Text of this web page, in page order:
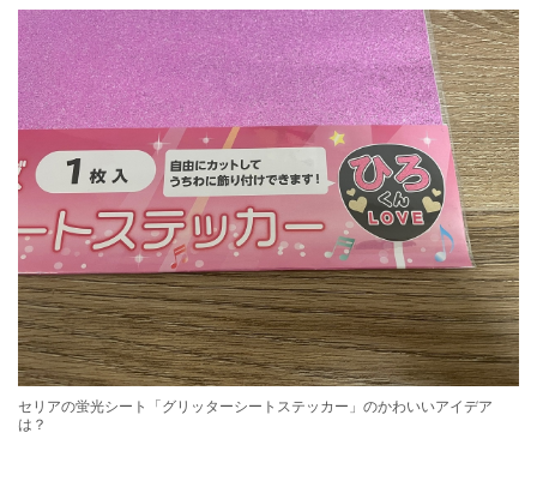
セリアの蛍光シート「グリッターシートステッカー」のかわいいアイデア
は？